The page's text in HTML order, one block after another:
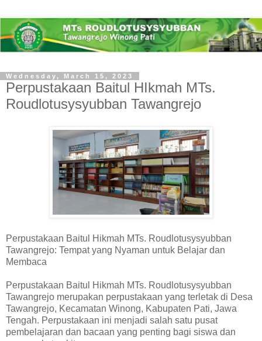
Wednesday, March 15, 2023
Perpustakaan Baitul HIkmah MTs.
Roudlotusysyubban Tawangrejo
Perpustakaan Baitul Hikmah MTs. Roudlotusysyubban
Tawangrejo: Tempat yang Nyaman untuk Belajar dan
Membaca
Perpustakaan Baitul Hikmah MTs. Roudlotusysyubban
Tawangrejo merupakan perpustakaan yang terletak di Desa
Tawangrejo, Kecamatan Winong, Kabupaten Pati, Jawa
Tengah. Perpustakaan ini menjadi salah satu pusat
pembelajaran dan bacaan yang penting bagi siswa dan